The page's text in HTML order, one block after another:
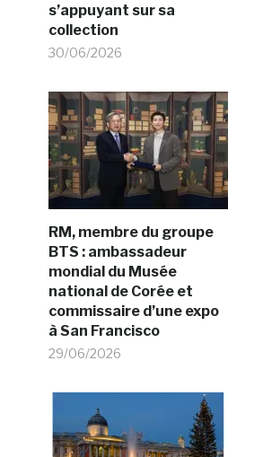
s’appuyant sur sa
collection
30/06/2026
RM, membre du groupe
BTS : ambassadeur
mondial du Musée
national de Corée et
commissaire d’une expo
à San Francisco
29/06/2026